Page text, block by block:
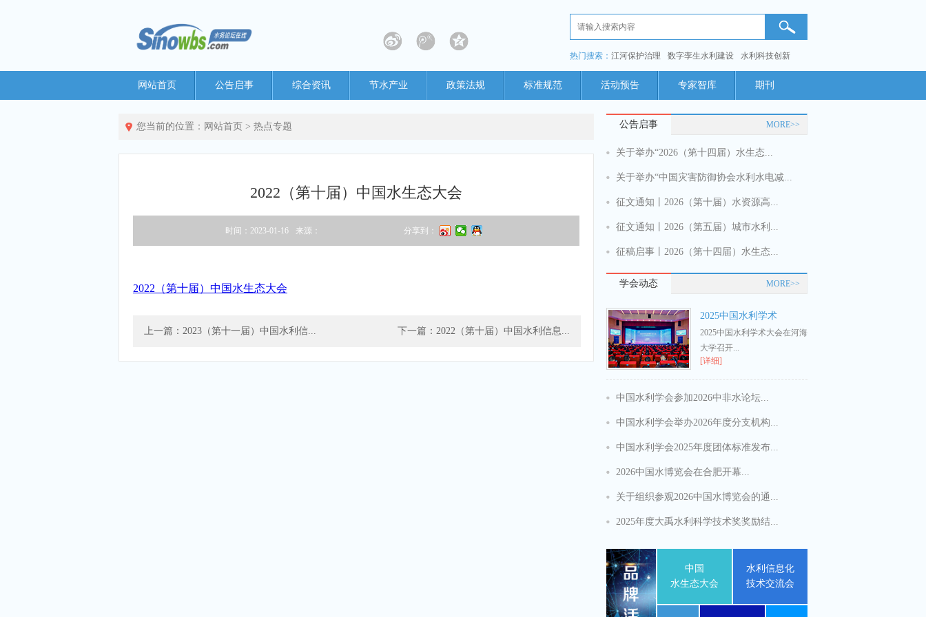
热门搜索： 江河保护治理 数字孪生水利建设 水利科技创新
网站首页 公告启事 综合资讯 节水产业 政策法规 标准规范 活动预告 专家智库 期刊
您当前的位置： 网站首页 > 热点专题
2022（第十届）中国水生态大会
时间：2023-01-16 来源： 分享到：
2022（第十届）中国水生态大会
上一篇：2023（第十一届）中国水利信... 下一篇：2022（第十届）中国水利信息...
公告启事 MORE>>
关于举办“2026（第十四届）水生态...
关于举办“中国灾害防御协会水利水电减...
征文通知丨2026（第十届）水资源高...
征文通知丨2026（第五届）城市水利...
征稿启事丨2026（第十四届）水生态...
学会动态 MORE>>
2025中国水利学术
2025中国水利学术大会在河海
大学召开...
[详细]
中国水利学会参加2026中非水论坛...
中国水利学会举办2026年度分支机构...
中国水利学会2025年度团体标准发布...
2026中国水博览会在合肥开幕...
关于组织参观2026中国水博览会的通...
2025年度大禹水利科学技术奖奖励结...
中国
水生态大会
水利信息化
技术交流会